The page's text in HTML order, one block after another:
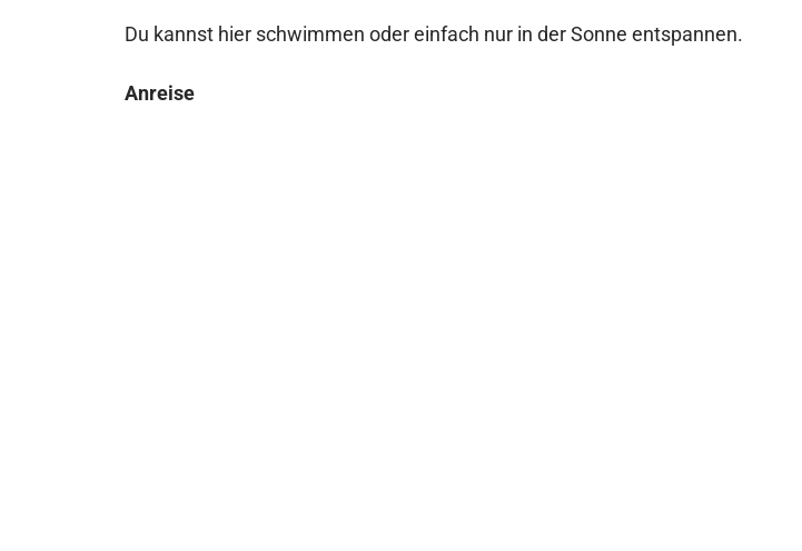
Du kannst hier schwimmen oder einfach nur in der Sonne entspannen.
Anreise